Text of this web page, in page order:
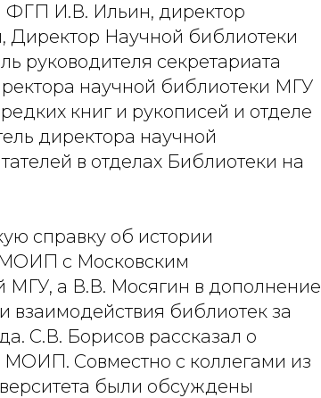
И.В. Ильин, директор
Научной библиотеки
руководителя секретариата
научной библиотеки МГУ
книг и рукописей и отделе
директора научной
в отделах Библиотеки на
справку об истории
МОИП с Московским
МГУ, а В.В. Мосягин в дополнение
взаимодействия библиотек за
С.В. Борисов рассказал о
Совместно с коллегами из
были обсуждены